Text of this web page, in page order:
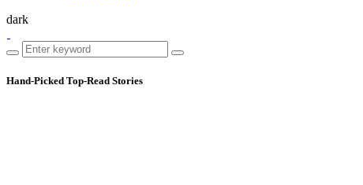
dark
Hand-Picked Top-Read Stories